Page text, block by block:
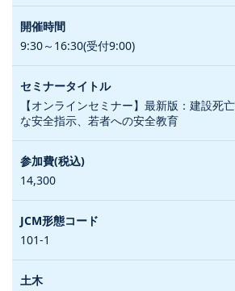
9:30～16:30(受付9:00)
【オンラインセミナー】最新版：建設死
な安全指示、若者への安全教育
14,300
101-1